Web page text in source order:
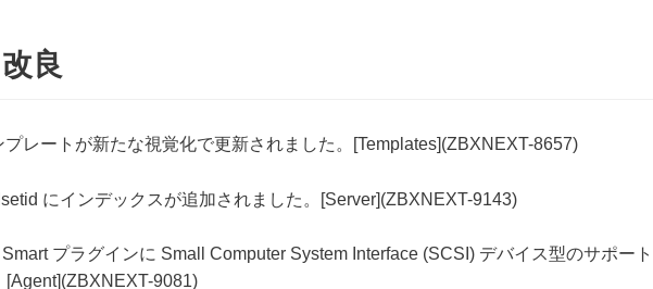
良
レートが新たな視覚化で更新されました。[Templates](ZBXNEXT-8657)
にインデックスが追加されました。[Server](ZBXNEXT-9143)
プラグインに Small Computer System Interface (SCSI) デバイス型のサポート
[Agent](ZBXNEXT-9081)